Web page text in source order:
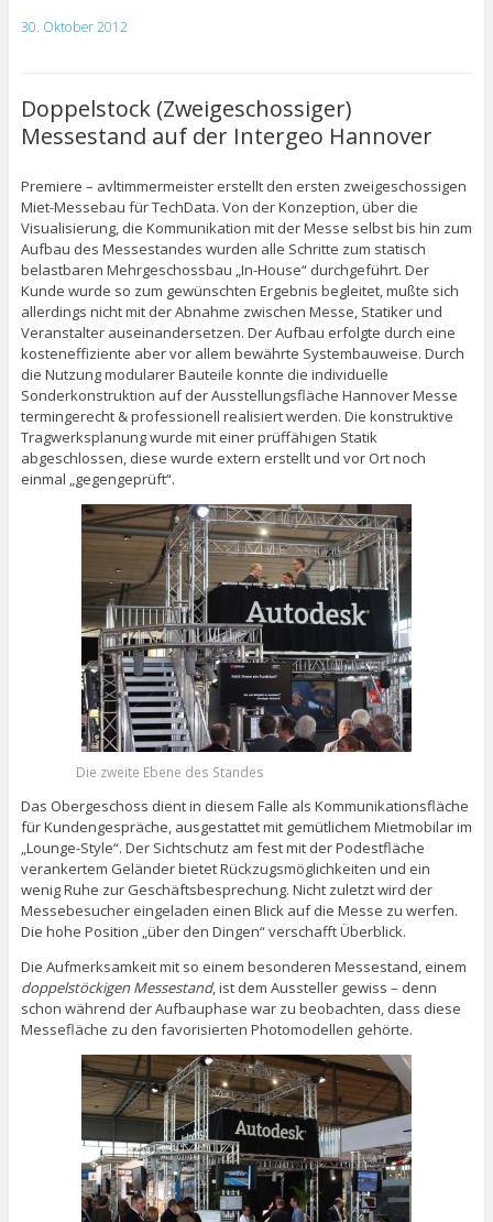
30. Oktober 2012
Doppelstock (Zweigeschossiger)
Messestand auf der Intergeo Hannover
Premiere – avltimmermeister erstellt den ersten zweigeschossigen
Miet-Messebau für TechData. Von der Konzeption, über die
Visualisierung, die Kommunikation mit der Messe selbst bis hin zum
Aufbau des Messestandes wurden alle Schritte zum statisch
belastbaren Mehrgeschossbau „In-House“ durchgeführt. Der
Kunde wurde so zum gewünschten Ergebnis begleitet, mußte sich
allerdings nicht mit der Abnahme zwischen Messe, Statiker und
Veranstalter auseinandersetzen. Der Aufbau erfolgte durch eine
kosteneffiziente aber vor allem bewährte Systembauweise. Durch
die Nutzung modularer Bauteile konnte die individuelle
Sonderkonstruktion auf der Ausstellungsfläche Hannover Messe
termingerecht & professionell realisiert werden. Die konstruktive
Tragwerksplanung wurde mit einer prüffähigen Statik
abgeschlossen, diese wurde extern erstellt und vor Ort noch
einmal „gegengeprüft“.
Die zweite Ebene des Standes
Das Obergeschoss dient in diesem Falle als Kommunikationsfläche
für Kundengespräche, ausgestattet mit gemütlichem Mietmobilar im
„Lounge-Style“. Der Sichtschutz am fest mit der Podestfläche
verankertem Geländer bietet Rückzugsmöglichkeiten und ein
wenig Ruhe zur Geschäftsbesprechung. Nicht zuletzt wird der
Messebesucher eingeladen einen Blick auf die Messe zu werfen.
Die hohe Position „über den Dingen“ verschafft Überblick.
Die Aufmerksamkeit mit so einem besonderen Messestand, einem
doppelstöckigen Messestand, ist dem Aussteller gewiss – denn
schon während der Aufbauphase war zu beobachten, dass diese
Messefläche zu den favorisierten Photomodellen gehörte.